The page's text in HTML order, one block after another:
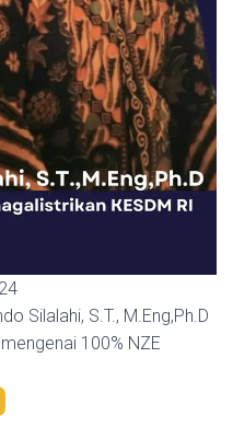
Silalahi, S.T., M.Eng,Ph.D
100% NZE